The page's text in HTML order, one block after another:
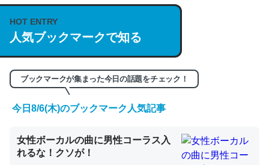
説してる記事が少ないので貴重な良記事。/続編来た
https://isobe324649.hatenablog.com/entry/2023/03/27
/064121
─GPTの仕組みと限界についての考察（１） - conceptualization
くらい。小説でいう「ずっと前の伏線」は回収されないけ
ど、短期記憶というには多い分量。進化すればするほど分
HOT ENTRY
人気ブックマークで知る
ブックマークが集まった今日の話題をチェック！
今日8/6(木)のブックマーク人気記事
女性ボーカルの曲に男性コーラス入
れるな！クソが！